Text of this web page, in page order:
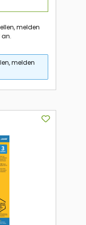
melden
an.
melden